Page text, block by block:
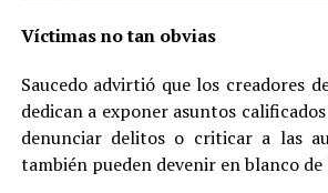
Víctimas no tan obvias
Saucedo advirtió que los creadores
dedican a exponer asuntos
denunciar delitos o criticar a las
también pueden devenir en blanco de